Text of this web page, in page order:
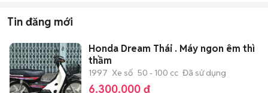
Tin đăng mới
Honda Dream Thái . Máy ngon êm thì
thầm
1997 Xe số 50 - 100 cc Đã sử dụng
6.300.000 đ